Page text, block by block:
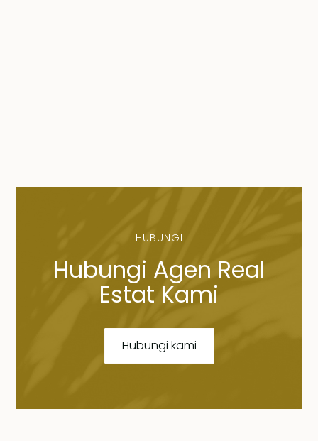
HUBUNGI
Hubungi Agen Real
Estat Kami
Hubungi kami